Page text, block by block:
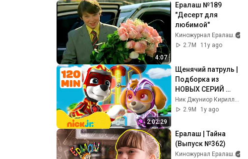
4:07
Ералаш №189
"Десерт для
любимой"
Киножурнал Ералаш
2.7M
11y ago
2:02:29
Щенячий патруль |
Подборка из
НОВЫХ СЕРИЙ
"Щенячьего
патруля"! С Скай и
2.9M
1y ago
Ералаш | Тайна
(Выпуск №362)
Киножурнал Ералаш